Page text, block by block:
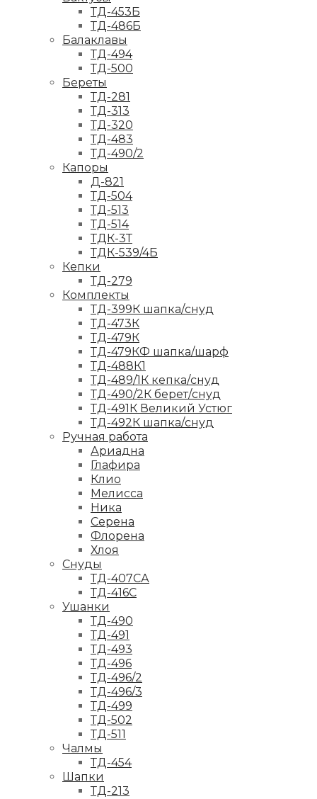
ТД-453Б
ТД-486Б
Балаклавы
ТД-494
ТД-500
Береты
ТД-281
ТД-313
ТД-320
ТД-483
ТД-490/2
Капоры
Д-821
ТД-504
ТД-513
ТД-514
ТДК-3Т
ТДК-539/4Б
Кепки
ТД-279
Комплекты
ТД-399К шапка/снуд
ТД-473К
ТД-479К
ТД-479КФ шапка/шарф
ТД-488К1
ТД-489/1К кепка/снуд
ТД-490/2К берет/снуд
ТД-491К Великий Устюг
ТД-492К шапка/снуд
Ручная работа
Ариадна
Глафира
Клио
Мелисса
Ника
Серена
Флорена
Хлоя
Снуды
ТД-407СА
ТД-416С
Ушанки
ТД-490
ТД-491
ТД-493
ТД-496
ТД-496/2
ТД-496/3
ТД-499
ТД-502
ТД-511
Чалмы
ТД-454
Шапки
ТД-213